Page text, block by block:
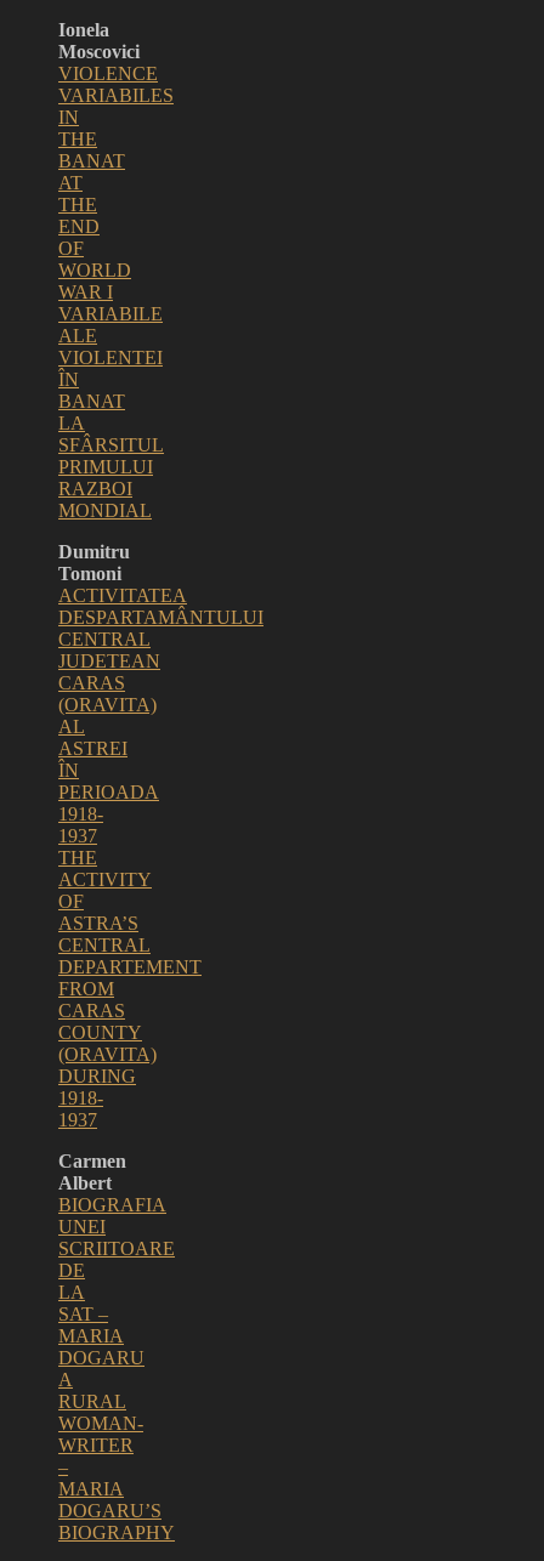
Ionela
Moscovici
VIOLENCE
VARIABILES
IN
THE
BANAT
AT
THE
END
OF
WORLD
WAR I
VARIABILE
ALE
VIOLENTEI
ÎN
BANAT
LA
SFÂRSITUL
PRIMULUI
RAZBOI
MONDIAL
Dumitru
Tomoni
ACTIVITATEA
DESPARTAMÂNTULUI
CENTRAL
JUDETEAN
CARAS
(ORAVITA)
AL
ASTREI
ÎN
PERIOADA
1918-
1937
THE
ACTIVITY
OF
ASTRA’S
CENTRAL
DEPARTEMENT
FROM
CARAS
COUNTY
(ORAVITA)
DURING
1918-
1937
Carmen
Albert
BIOGRAFIA
UNEI
SCRIITOARE
DE
LA
SAT –
MARIA
DOGARU
A
RURAL
WOMAN-
WRITER
–
MARIA
DOGARU’S
BIOGRAPHY